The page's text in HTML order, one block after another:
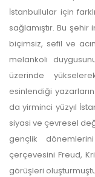
gönderilmesi
Alan Editörü
ve hakem
İstanbullular için
sağlamıştır. Bu
biçimsiz, sefil ve
melankoli
üzerinde
esinlendiği
da yirminci yüzyıl
siyasi ve çevresel
gençlik
çerçevesini Freud,
görüşleri